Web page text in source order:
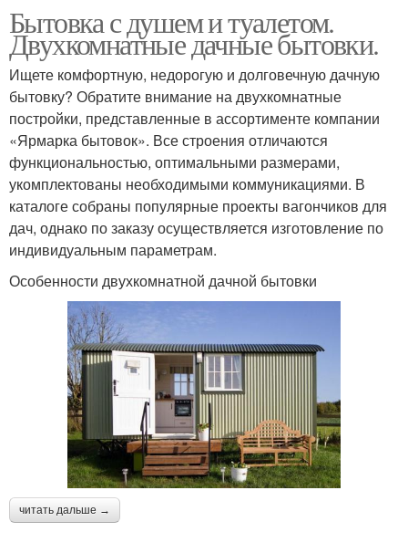
Бытовка с душем и туалетом.
Двухкомнатные дачные бытовки.
Ищете комфортную, недорогую и долговечную дачную
бытовку? Обратите внимание на двухкомнатные
постройки, представленные в ассортименте компании
«Ярмарка бытовок». Все строения отличаются
функциональностью, оптимальными размерами,
укомплектованы необходимыми коммуникациями. В
каталоге собраны популярные проекты вагончиков для
дач, однако по заказу осуществляется изготовление по
индивидуальным параметрам.
Особенности двухкомнатной дачной бытовки
читать дальше →